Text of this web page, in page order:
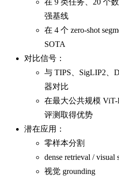
强基线
在 4 个 zero-shot
SOTA
对比信号：
与 TIPS、SigLIP2、
器对比
在最大公共规模
评测取得优势
潜在应用：
零样本分割
dense retrieval / visual
视觉 grounding